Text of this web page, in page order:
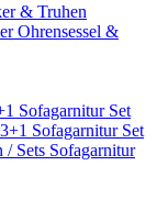
& Truhen
Ohrensessel &
Sofagarnitur Set
Sofagarnitur Set
/ Sets Sofagarnitur